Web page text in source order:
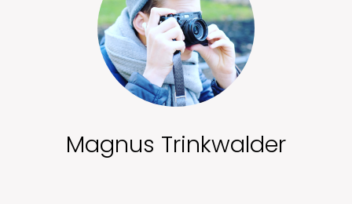
Magnus Trinkwalder